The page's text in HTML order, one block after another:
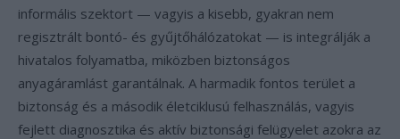
informális szektort — vagyis a kisebb, gyakran nem
regisztrált bontó- és gyűjtőhálózatokat — is integrálják a
hivatalos folyamatba, miközben biztonságos
anyagáramlást garantálnak. A harmadik fontos terület a
biztonság és a második életciklusú felhasználás, vagyis
fejlett diagnosztika és aktív biztonsági felügyelet azokra az